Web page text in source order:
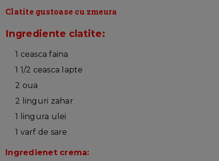
Clatite gustoase cu zmeura
Ingrediente clatite:
1 ceasca faina
1 1/2 ceasca lapte
2 oua
2 linguri zahar
1 lingura ulei
1 varf de sare
Ingredienet crema: